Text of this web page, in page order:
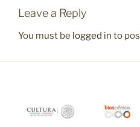
Leave a Reply
You must be logged in to